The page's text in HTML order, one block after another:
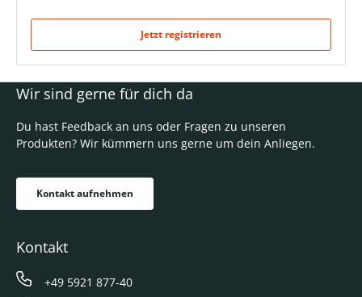
Jetzt registrieren
Wir sind gerne für dich da
Du hast Feedback an uns oder Fragen zu unseren
Produkten? Wir kümmern uns gerne um dein Anliegen.
Kontakt aufnehmen
Kontakt
+49 5921 877-40